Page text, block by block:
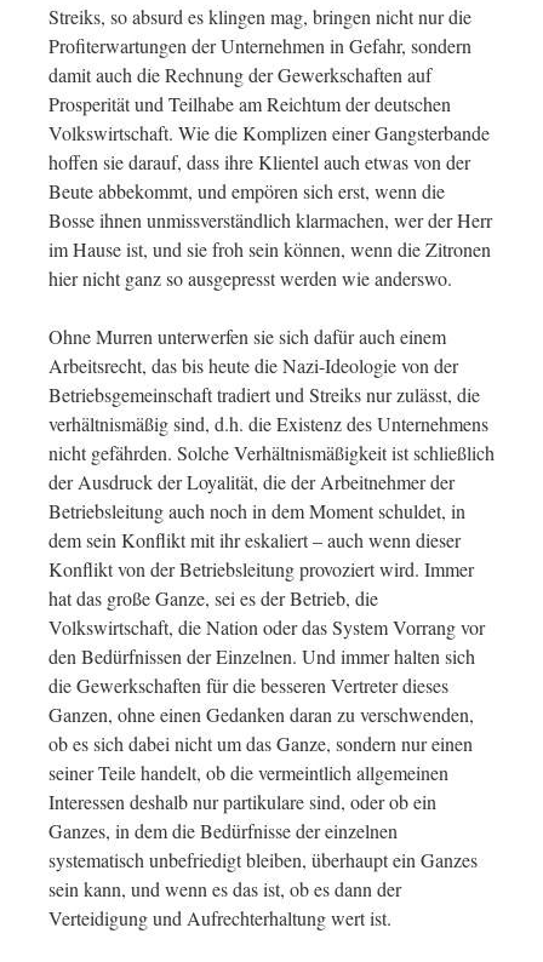
Streiks, so absurd es klingen mag, bringen nicht nur die
Profiterwartungen der Unternehmen in Gefahr, sondern
damit auch die Rechnung der Gewerkschaften auf
Prosperität und Teilhabe am Reichtum der deutschen
Volkswirtschaft. Wie die Komplizen einer Gangsterbande
hoffen sie darauf, dass ihre Klientel auch etwas von der
Beute abbekommt, und empören sich erst, wenn die
Bosse ihnen unmissverständlich klarmachen, wer der Herr
im Hause ist, und sie froh sein können, wenn die Zitronen
hier nicht ganz so ausgepresst werden wie anderswo.
Ohne Murren unterwerfen sie sich dafür auch einem
Arbeitsrecht, das bis heute die Nazi-Ideologie von der
Betriebsgemeinschaft tradiert und Streiks nur zulässt, die
verhältnismäßig sind, d.h. die Existenz des Unternehmens
nicht gefährden. Solche Verhältnismäßigkeit ist schließlich
der Ausdruck der Loyalität, die der Arbeitnehmer der
Betriebsleitung auch noch in dem Moment schuldet, in
dem sein Konflikt mit ihr eskaliert – auch wenn dieser
Konflikt von der Betriebsleitung provoziert wird. Immer
hat das große Ganze, sei es der Betrieb, die
Volkswirtschaft, die Nation oder das System Vorrang vor
den Bedürfnissen der Einzelnen. Und immer halten sich
die Gewerkschaften für die besseren Vertreter dieses
Ganzen, ohne einen Gedanken daran zu verschwenden,
ob es sich dabei nicht um das Ganze, sondern nur einen
seiner Teile handelt, ob die vermeintlich allgemeinen
Interessen deshalb nur partikulare sind, oder ob ein
Ganzes, in dem die Bedürfnisse der einzelnen
systematisch unbefriedigt bleiben, überhaupt ein Ganzes
sein kann, und wenn es das ist, ob es dann der
Verteidigung und Aufrechterhaltung wert ist.